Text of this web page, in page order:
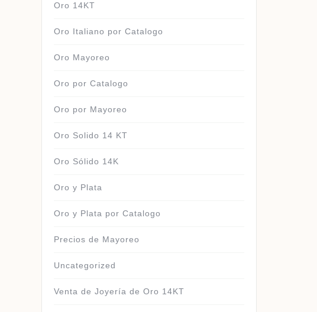
Oro 14KT
Oro Italiano por Catalogo
Oro Mayoreo
Oro por Catalogo
Oro por Mayoreo
Oro Solido 14 KT
Oro Sólido 14K
Oro y Plata
Oro y Plata por Catalogo
Precios de Mayoreo
Uncategorized
Venta de Joyería de Oro 14KT